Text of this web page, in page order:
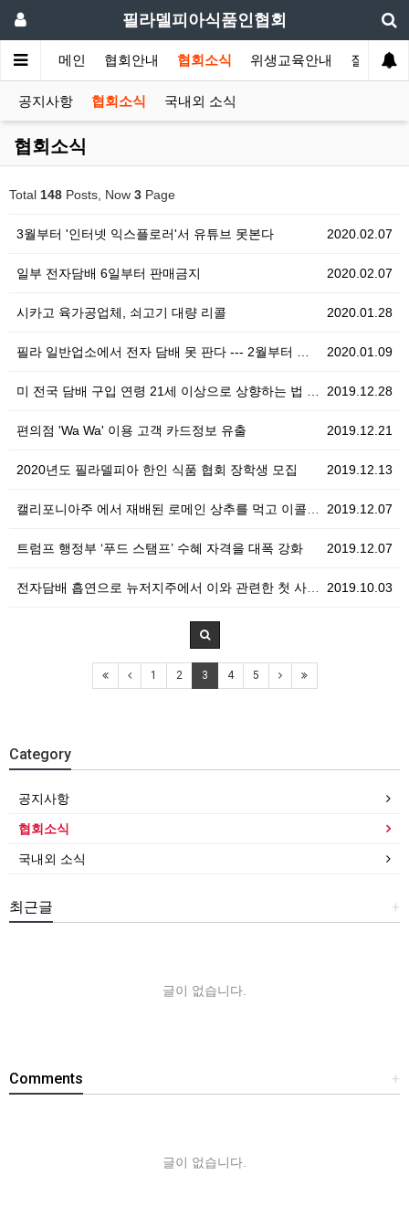
필라델피아식품인협회
메인 협회안내 협회소식 위생교육안내 질의답변
공지사항 협회소식 국내외 소식
협회소식
Total 148 Posts, Now 3 Page
2020.02.07
3월부터 '인터넷 익스플로러'서 유튜브 못본다
2020.02.07
일부 전자담배 6일부터 판매금지
2020.01.28
시카고 육가공업체, 쇠고기 대량 리콜
2020.01.09
필라 일반업소에서 전자 담배 못 판다 --- 2월부터 …
2019.12.28
미 전국 담배 구입 연령 21세 이상으로 상향하는 법 …
2019.12.21
편의점 'Wa Wa' 이용 고객 카드정보 유출
2019.12.13
2020년도 필라델피아 한인 식품 협회 장학생 모집
2019.12.07
캘리포니아주 에서 재배된 로메인 상추를 먹고 이콜라이에…
2019.12.07
트럼프 행정부 ‘푸드 스탬프’ 수혜 자격을 대폭 강화
2019.10.03
전자담배 흡연으로 뉴저지주에서 이와 관련한 첫 사망자 …
1 2 3 4 5
Category
공지사항
협회소식
국내외 소식
+
최근글
글이 없습니다.
+
Comments
글이 없습니다.